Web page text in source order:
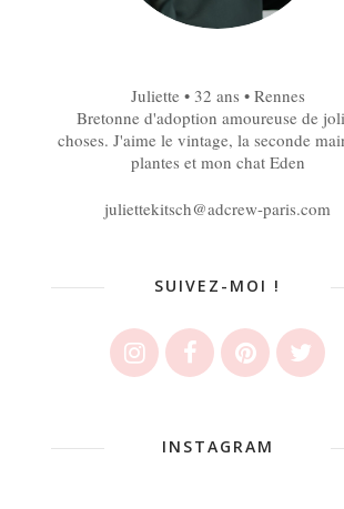
Juliette • 32 ans • Rennes
Bretonne d'adoption amoureuse de
choses. J'aime le vintage, la seconde
plantes et mon chat Eden
juliettekitsch@adcrew-paris.com
SUIVEZ-MOI !
INSTAGRAM